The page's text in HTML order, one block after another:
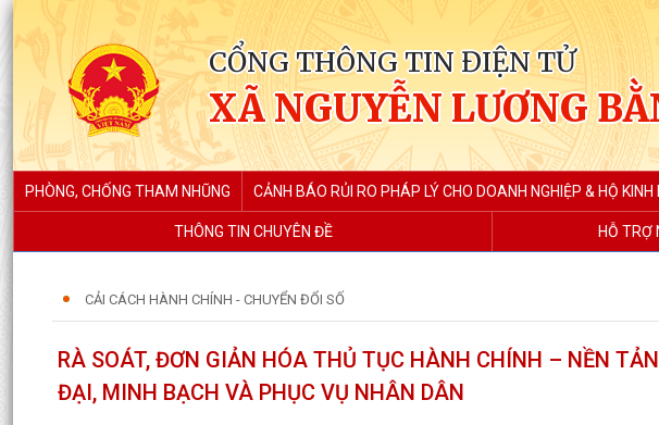
CỔNG THÔNG TIN ĐIỆN TỬ
XÃ NGUYỄN LƯƠNG
PHÒNG, CHỐNG THAM NHŨNG CẢNH BÁO RỦI RO PHÁP LÝ CHO DOANH NGHIỆP & HỘ KINH
THÔNG TIN CHUYÊN ĐỀ HỖ TRỢ
CẢI CÁCH HÀNH CHÍNH - CHUYỂN ĐỔI SỐ
RÀ SOÁT, ĐƠN GIẢN HÓA THỦ TỤC HÀNH CHÍNH – NỀN
ĐẠI, MINH BẠCH VÀ PHỤC VỤ NHÂN DÂN